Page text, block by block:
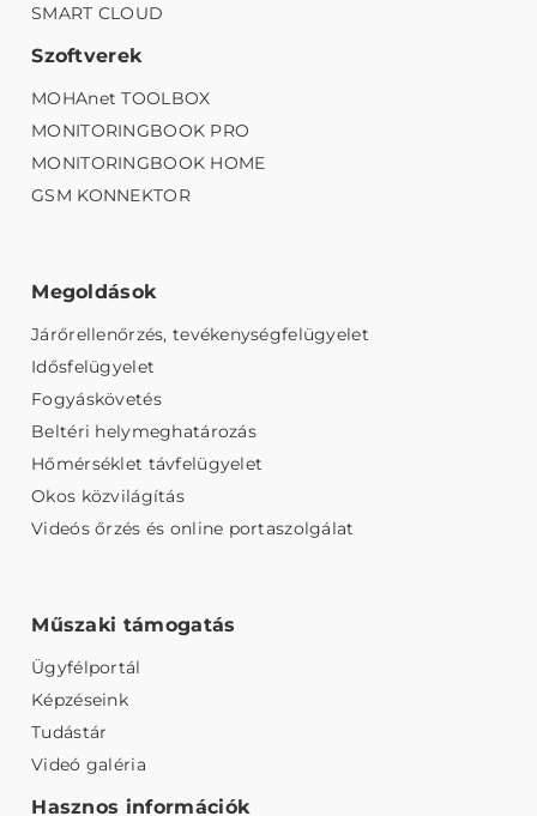
SMART CLOUD
Szoftverek
MOHAnet TOOLBOX
MONITORINGBOOK PRO
MONITORINGBOOK HOME
GSM KONNEKTOR
Megoldások
Járőrellenőrzés, tevékenységfelügyelet
Idősfelügyelet
Fogyáskövetés
Beltéri helymeghatározás
Hőmérséklet távfelügyelet
Okos közvilágítás
Videós őrzés és online portaszolgálat
Műszaki támogatás
Ügyfélportál
Képzéseink
Tudástár
Videó galéria
Hasznos információk